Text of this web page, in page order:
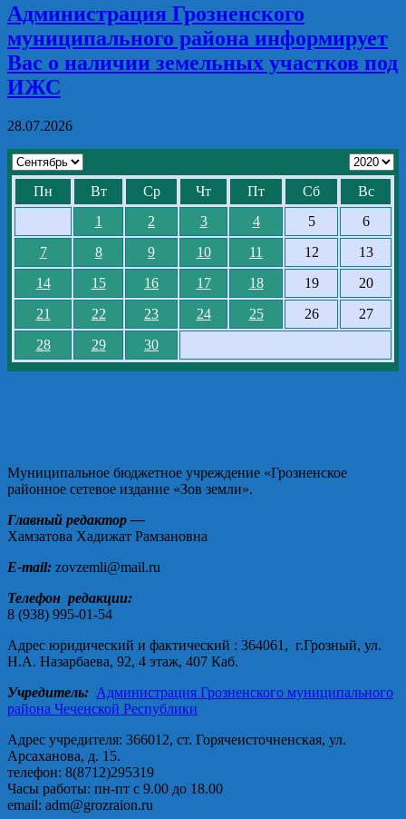
Администрация Грозненского
муниципального района информирует
Вас о наличии земельных участков под
ИЖС
28.07.2026
Пн Вт Ср Чт Пт Сб
Вс
1
2 3 4 5
6
7
8 9 10 11 12
13
14
15 16 17 18 19
20
21
22 23 24 25 26
27
28
29 30
Муниципальное бюджетное учреждение «Грозненское
районное сетевое издание «Зов земли».
Главный редактор —
Хамзатова Хадижат Рамзановна
E-mail: zovzemli@mail.ru
Телефон редакции:
8 (938) 995-01-54
Адрес юридический и фактический : 364061, г.Грозный, ул.
Н.А. Назарбаева, 92, 4 этаж, 407 Каб.
Учредитель: Администрация Грозненского муниципального
района Чеченской Республики
Адрес учредителя: 366012, ст. Горячеисточненская, ул.
Арсаханова, д. 15.
телефон: 8(8712)295319
Часы работы: пн-пт с 9.00 до 18.00
email: adm@grozraion.ru